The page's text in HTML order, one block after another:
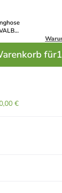
pink
für
€